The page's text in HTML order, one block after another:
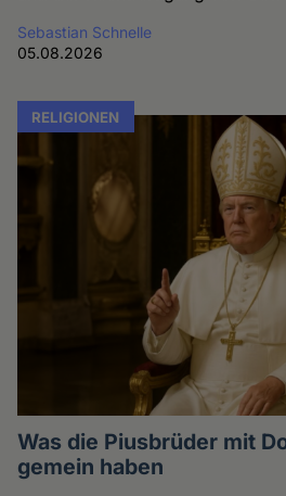
Sebastian Schnelle
05.08.2026
RELIGIONEN
Was die Piusbrüder mit
gemein haben